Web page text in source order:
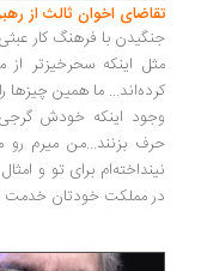
اخوان ثالث از رهبر
با فرهنگ کار عبثی است...
اینکه سحرخیزتر از ما
ما همین چیزها را
اینکه خودش گرجی
بزنند...من میرم رو
برای تو و امثال تو
مملکت خودتان خدمت کنید...